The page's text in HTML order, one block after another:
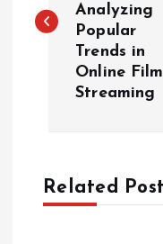
s
v
Analyzing
Popular
Trends in
Online Film
Streaming
Related